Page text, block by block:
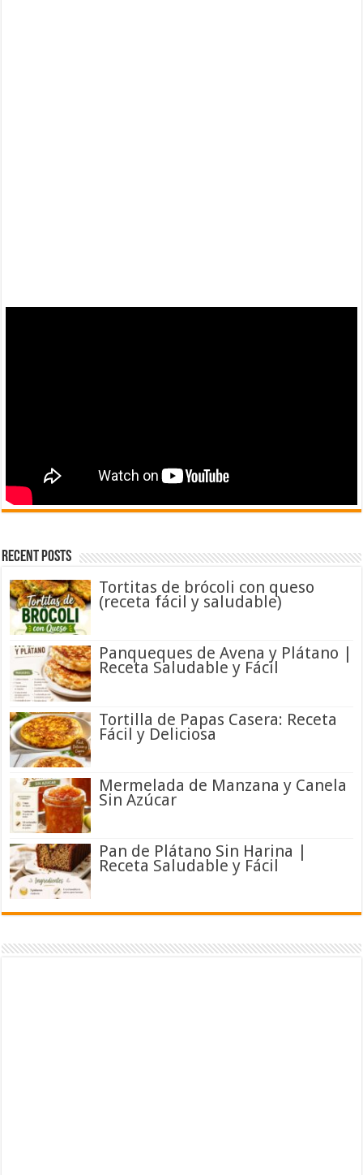
Recent Posts
Tortitas de brócoli con queso
(receta fácil y saludable)
Panqueques de Avena y Plátano |
Receta Saludable y Fácil
Tortilla de Papas Casera: Receta
Fácil y Deliciosa
Mermelada de Manzana y Canela
Sin Azúcar
Pan de Plátano Sin Harina |
Receta Saludable y Fácil